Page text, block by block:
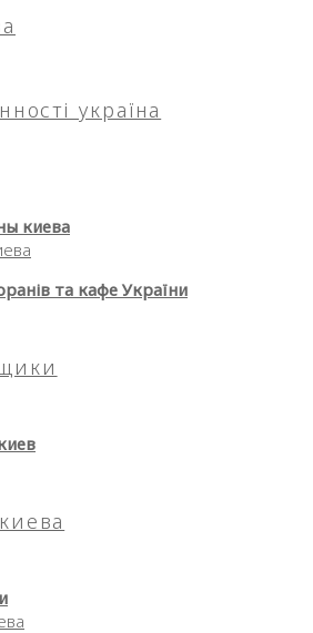
україна
киева
та кафе України